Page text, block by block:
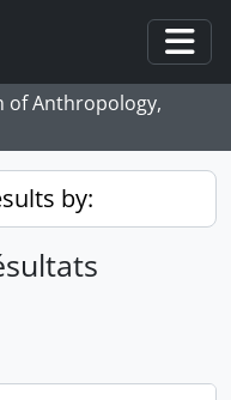
of Anthropology,
by: